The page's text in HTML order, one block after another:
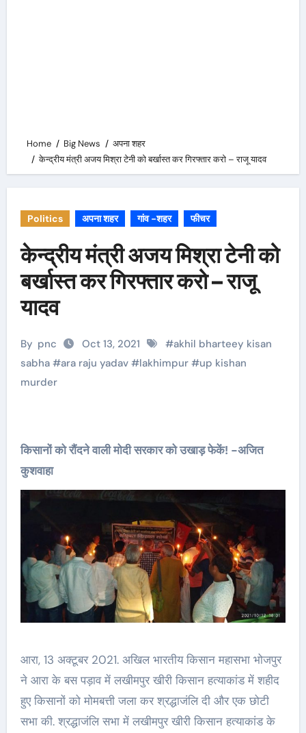
Home Big News
अपना शहर
केन्द्रीय मंत्री अजय मिश्रा टेनी को बर्खास्त कर गिरफ्तार करो – राजू यादव
Politics अपना शहर गांव -शहर फीचर
केन्द्रीय मंत्री अजय मिश्रा टेनी को
बर्खास्त कर गिरफ्तार करो – राजू
यादव
By pnc Oct 13, 2021 #akhil bharteey kisan
sabha#ara raju yadav#lakhimpur#up kishan
murder
किसानों को रौंदने वाली मोदी सरकार को उखाड़ फेकें! -अजित
कुशवाहा
आरा, 13 अक्टूबर 2021. अखिल भारतीय किसान महासभा भोजपुर
ने आरा के बस पड़ाव में लखीमपुर खीरी किसान हत्याकांड में शहीद
हुए किसानों को मोमबत्ती जला कर श्रद्धाजंलि दी और एक छोटी
सभा की. श्रद्धाजंलि सभा में लखीमपुर खीरी किसान हत्याकांड के